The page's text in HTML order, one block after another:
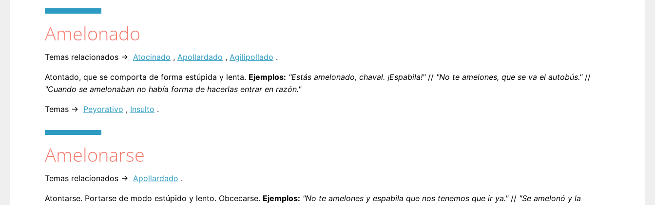
Amelonado
Temas relacionados → Atocinado , Apollardado , Agilipollado .
Atontado, que se comporta de forma estúpida y lenta. Ejemplos: "Estás amelonado, chaval. ¡Espabila!"// "No te amelones, que se va el autobús."//
"Cuando se amelonaban no había forma de hacerlas entrar en razón."
Temas → Peyorativo , Insulto .
Amelonarse
Temas relacionados → Apollardado .
Atontarse. Portarse de modo estúpido y lento. Obcecarse. Ejemplos: "No te amelones y espabila que nos tenemos que ir ya."// "Se amelonó y la